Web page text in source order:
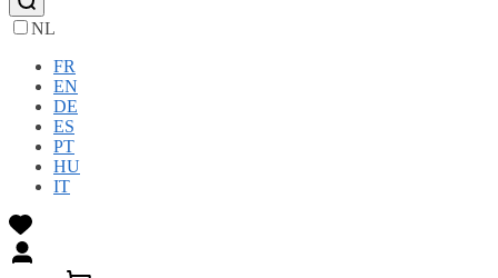
NL
FR
EN
DE
ES
PT
HU
IT